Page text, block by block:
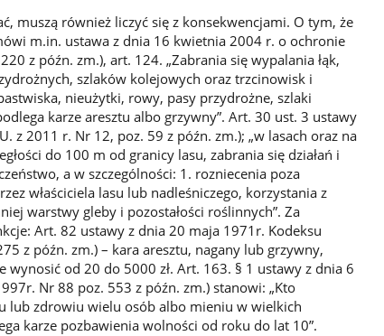
muszą również liczyć się z konsekwencjami. O tym, że
m.in. ustawa z dnia 16 kwietnia 2004 r. o ochronie
z późn. zm.), art. 124. „Zabrania się wypalania łąk,
szlaków kolejowych oraz trzcinowisk i
nieużytki, rowy, pasy przydrożne, szlaki
karze aresztu albo grzywny”. Art. 30 ust. 3 ustawy
z 2011 r. Nr 12, poz. 59 z późn. zm.); „w lasach oraz na
do 100 m od granicy lasu, zabrania się działań i
a w szczególności: 1. rozniecenia poza
właściciela lasu lub nadleśniczego, korzystania z
warstwy gleby i pozostałości roślinnych”. Za
Art. 82 ustawy z dnia 20 maja 1971r. Kodeksu
z późn. zm.) – kara aresztu, nagany lub grzywny,
od 20 do 5000 zł. Art. 163. § 1 ustawy z dnia 6
Nr 88 poz. 553 z późn. zm.) stanowi: „Kto
lub zdrowiu wielu osób albo mieniu w wielkich
karze pozbawienia wolności od roku do lat 10”.